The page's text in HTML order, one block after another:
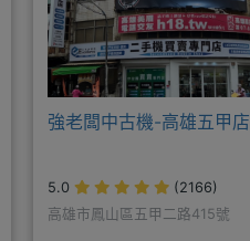
強老闆中古機-高雄五甲店
5.0
(2166)
高雄市鳳山區五甲二路415號